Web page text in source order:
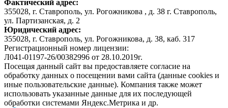
Фактический адрес:
355028, г. Ставрополь, ул. Рогожникова , д. 38 г. Ставрополь,
ул. Партизанская, д. 2
Юридический адрес:
355028, г. Ставрополь, ул. Рогожникова, д. 38, каб. 317
Регистрационный номер лицензии:
Л041-01197-26/00382996 от 28.10.2019г.
Посещая данный сайт вы предоставляете согласие на
обработку данных о посещении вами сайта (данные cookies и
иные пользовательские данные). Компания также может
использовать указанные данные для их последующей
обработки системами Яндекс.Метрика и др.